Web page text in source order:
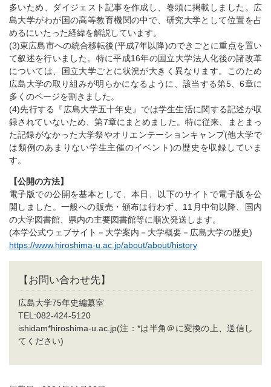
多いため、ダイジェスト記事を作成し、巻頭に掲載しました。広
島大学がわが国の高等教育機関の中で、研究大学として位置を占
めるにいたった経緯を解説しています。
(3)東広島市への統合移転後(平成7年以降)のできごとに重点を置い
て叙述を行いました。特に平成16年の国立大学法人化後の諸改革
については、国立大学ごとに状況が大きく異なります。このため
広島大学の取り組みが明らかになるように、該当する第5、6章に
多くのページを割きました。
(4)先行する『広島大学五十年史』では学生生活に関する記述が収
録されていないため、第7章にまとめました。特に従来、まとまっ
た記録がなかった大学祭やオリエンテーションキャンプ(他大学で
は類例のあまりない学生主催のイベント)の歴史を収録していま
す。
【公開の方法】
電子版での公開を基本として、本日、以下のサイトで電子版を公
開しました。一般への販売・頒布は行わず、11月中旬以降、国内
の大学図書館、県内の主要図書館等に順次発送します。
(本学公式ウェブサイト－大学案内－大学概要－広島大学の歴史)
https://www.hiroshima-u.ac.jp/about/about/history
【お問い合わせ先】
広島大学75年史編纂室
TEL:082-424-5120
ishidam*hiroshima-u.ac.jp(注：*は半角＠に変換の上、送信し
てください)